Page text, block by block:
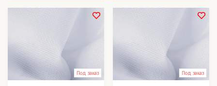
Шарфы
Шорты спортивные
Шторы
Элементы одежды
Под заказ Под заказ